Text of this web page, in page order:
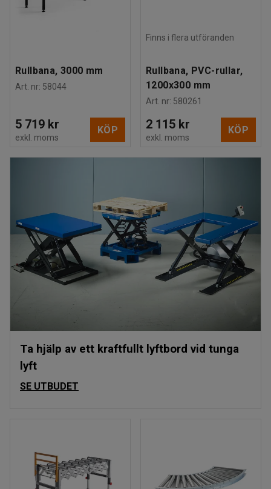
Rullbana, 3000 mm
Art. nr: 58044
5 719 kr
exkl. moms
KÖP
Finns i flera utföranden
Rullbana, PVC-rullar,
1200x300 mm
Art. nr: 580261
2 115 kr
exkl. moms
KÖP
Ta hjälp av ett kraftfullt lyftbord vid tunga
lyft
SE UTBUDET